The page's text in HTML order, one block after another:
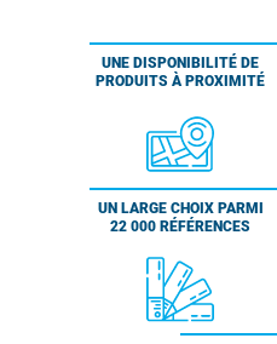
UNE DISPONIBILITÉ DE
PRODUITS À PROXIMITÉ
UN LARGE CHOIX PARMI
22 000 RÉFÉRENCES